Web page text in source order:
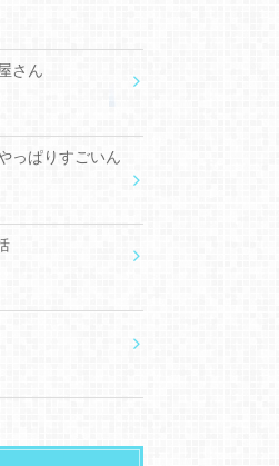
さん
っぱりすごいん